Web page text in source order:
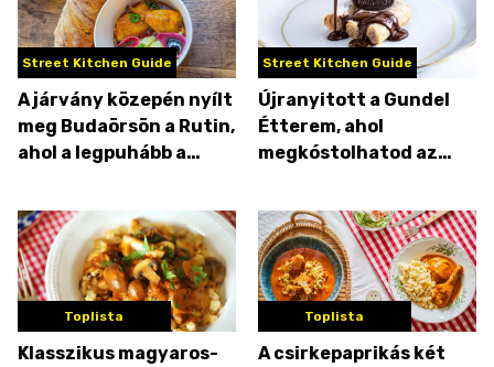
Street Kitchen Guide
A járvány közepén nyílt
meg Budaörsön a Rutin,
ahol a legpuhább a
Street Kitchen Guide
Újranyitott a Gundel
Étterem, ahol
megkóstolhatod az
palacsintát!
Toplista
Klasszikus magyaros-
Toplista
A csirkepaprikás két